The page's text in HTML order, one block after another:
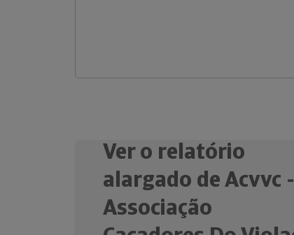
Ver o relatório
alargado de Acvvc -
Associação